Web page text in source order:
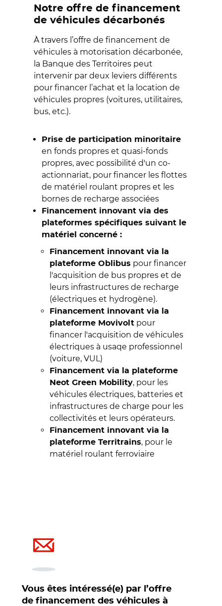
Notre offre de financement
de véhicules décarbonés
À travers l’offre de financement de
véhicules à motorisation décarbonée,
la Banque des Territoires peut
intervenir par deux leviers différents
pour financer l’achat et la location de
véhicules propres (voitures, utilitaires,
bus, etc.).
Prise de participation minoritaire
en fonds propres et quasi-fonds
propres, avec possibilité d'un co-
actionnariat, pour financer les flottes
de matériel roulant propres et les
bornes de recharge associées
Financement innovant via des
plateformes spécifiques suivant le
matériel concerné :
Financement innovant via la
plateforme Oblibus pour financer
l'acquisition de bus propres et de
leurs infrastructures de recharge
(électriques et hydrogène).
Financement innovant via la
plateforme Movivolt pour
financer l'acquisition de véhicules
électriques à usaqe professionnel
(voiture, VUL)
Financement via la plateforme
Neot Green Mobility, pour les
véhicules électriques, batteries et
infrastructures de charge pour les
collectivités et leurs opérateurs.
Financement innovant via la
plateforme Territrains, pour le
matériel roulant ferroviaire
Vous êtes intéressé(e) par l’offre
de financement des véhicules à